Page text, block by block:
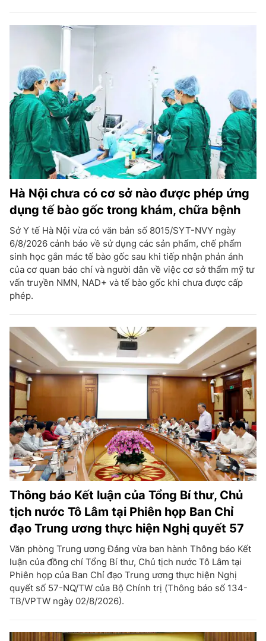
Hà Nội chưa có cơ sở nào được phép ứng
dụng tế bào gốc trong khám, chữa bệnh
Sở Y tế Hà Nội vừa có văn bản số 8015/SYT-NVY ngày
6/8/2026 cảnh báo về sử dụng các sản phẩm, chế phẩm
sinh học gắn mác tế bào gốc sau khi tiếp nhận phản ánh
của cơ quan báo chí và người dân về việc cơ sở thẩm mỹ tư
vấn truyền NMN, NAD+ và tế bào gốc khi chưa được cấp
phép.
Thông báo Kết luận của Tổng Bí thư, Chủ
tịch nước Tô Lâm tại Phiên họp Ban Chỉ
đạo Trung ương thực hiện Nghị quyết 57
Văn phòng Trung ương Đảng vừa ban hành Thông báo Kết
luận của đồng chí Tổng Bí thư, Chủ tịch nước Tô Lâm tại
Phiên họp của Ban Chỉ đạo Trung ương thực hiện Nghị
quyết số 57-NQ/TW của Bộ Chính trị (Thông báo số 134-
TB/VPTW ngày 02/8/2026).